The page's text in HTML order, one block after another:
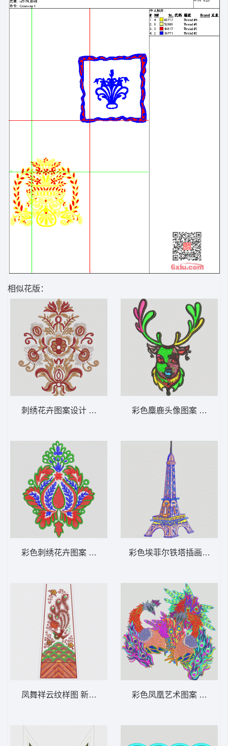
相似花版：
刺绣花卉图案设计 抱枕
彩色刺绣花卉图案 抱枕
凤舞祥云纹样图 新娘装中国风凤凰
彩色麋鹿头像图案 梅花鹿
彩色埃菲尔铁塔插画 铁塔
彩色凤凰艺术图案 中国风